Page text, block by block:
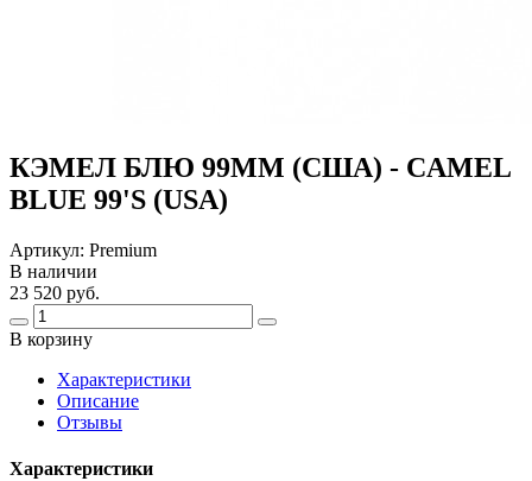
КЭМЕЛ БЛЮ 99ММ (США) - CAMEL
BLUE 99'S (USA)
Артикул: Premium
В наличии
23 520 руб.
В корзину
Харaктеристики
Описание
Отзывы
Характеристики